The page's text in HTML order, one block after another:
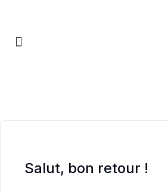
Salut, bon retour !